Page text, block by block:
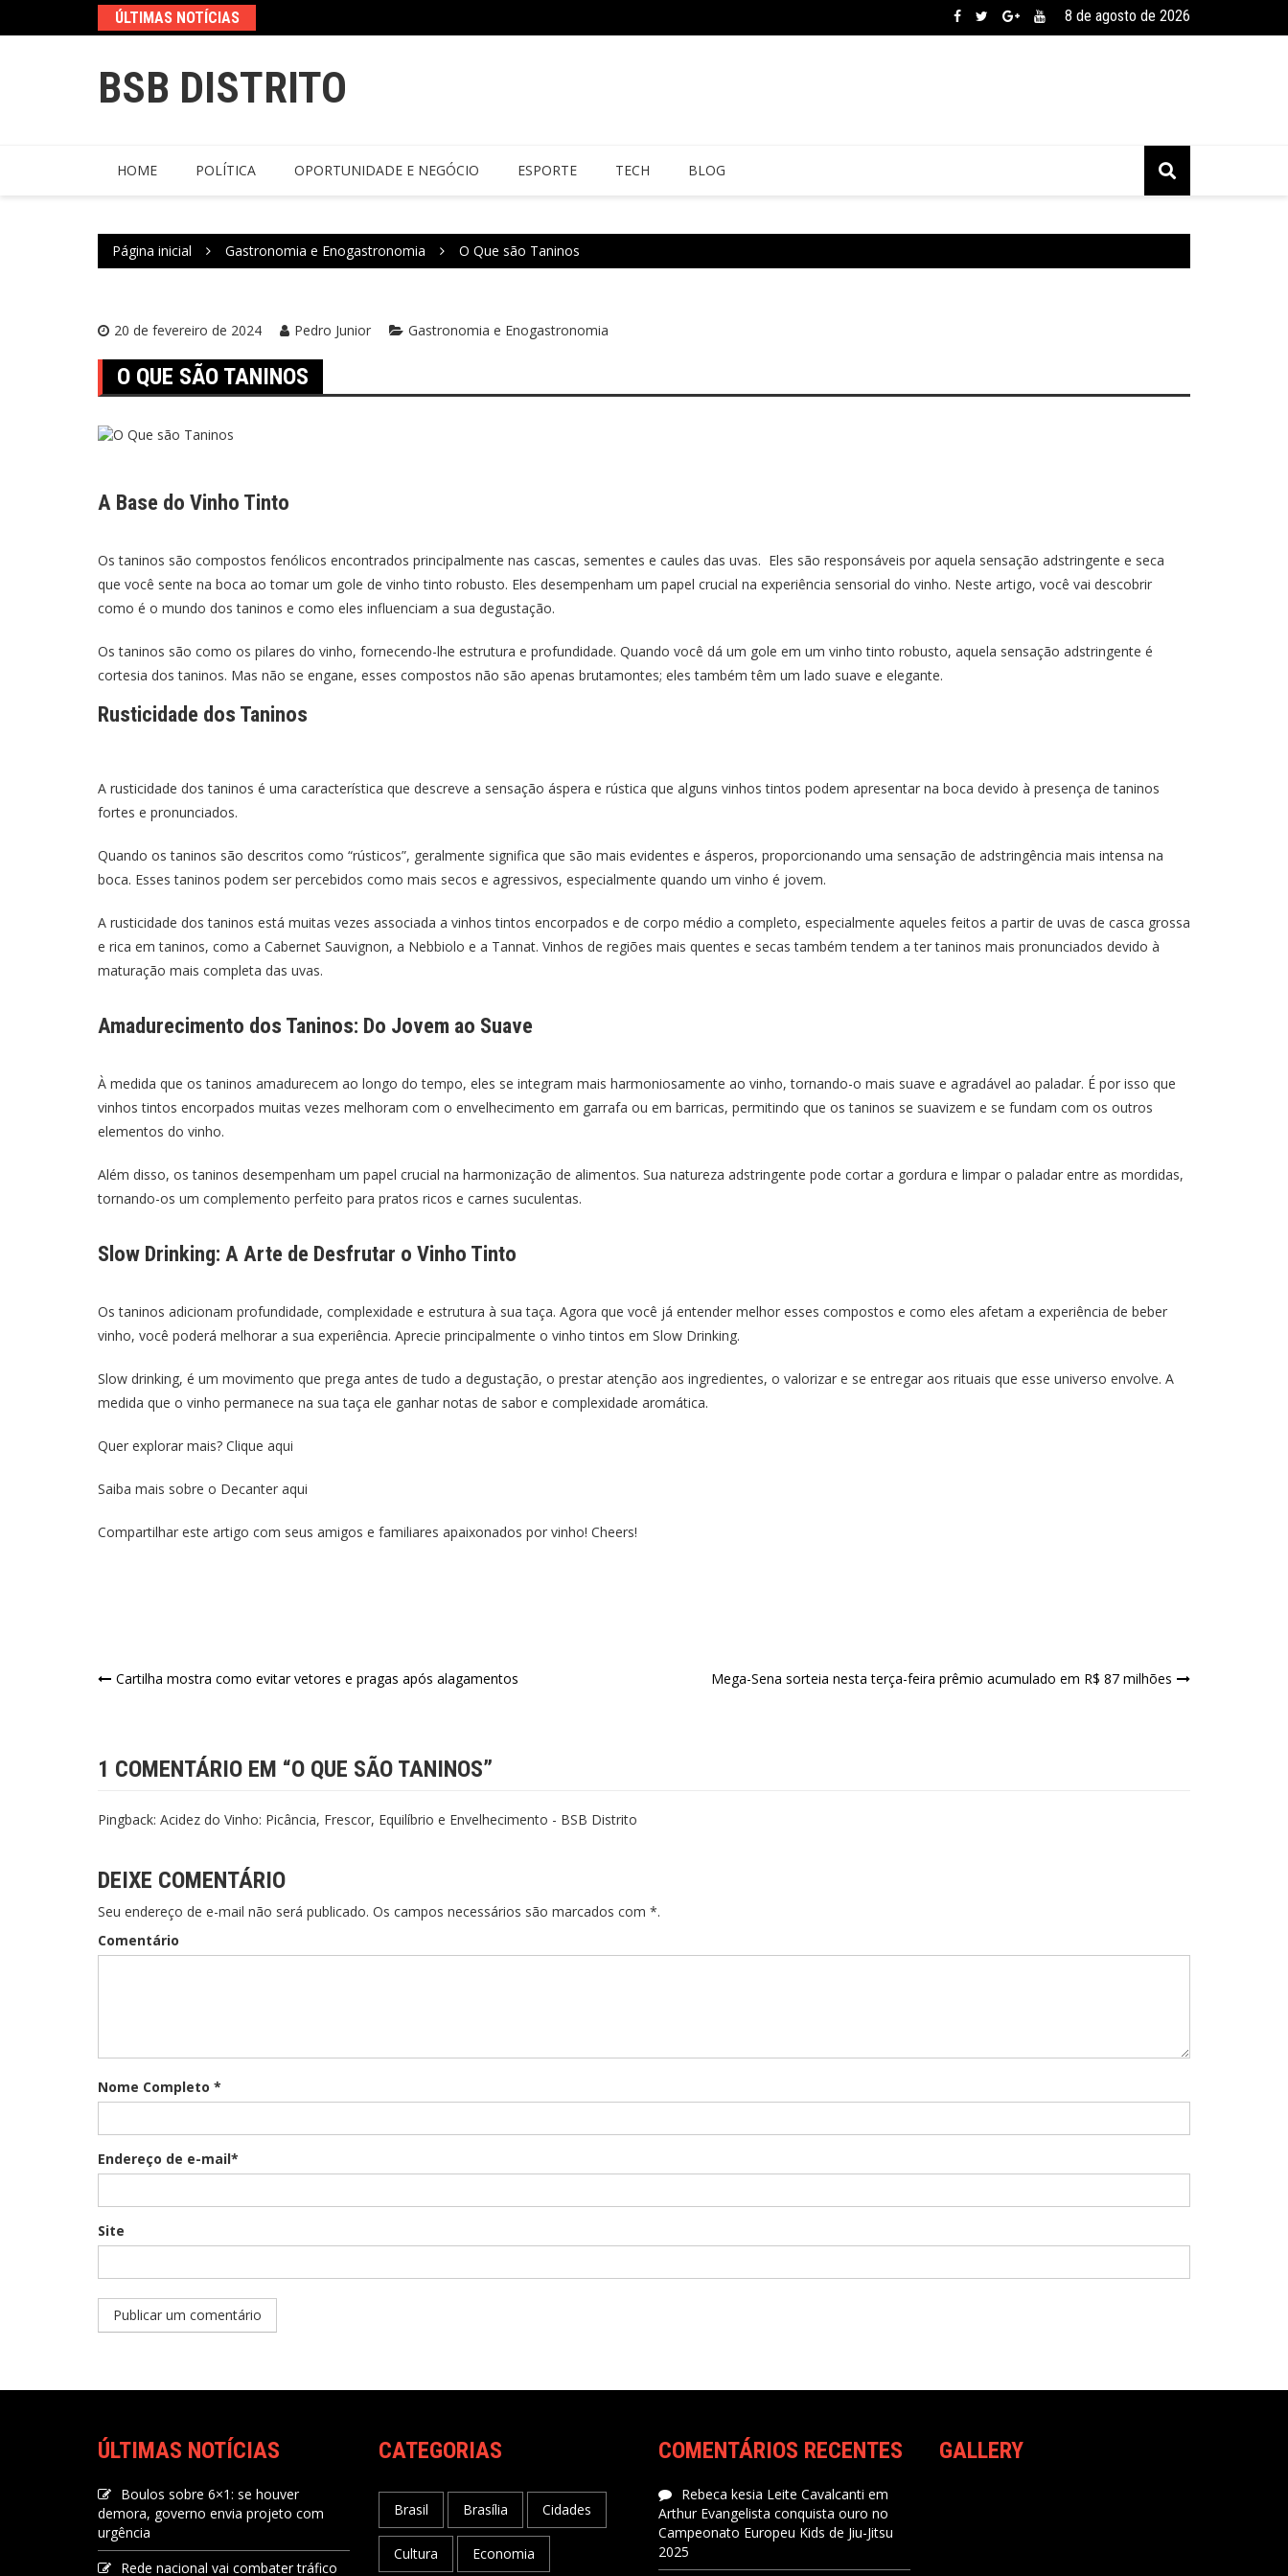
ÚLTIMAS NOTÍCIAS 8 de agosto de 2026
BSB DISTRITO
HOME POLÍTICA OPORTUNIDADE E NEGÓCIO ESPORTE TECH BLOG
Página inicial Gastronomia e Enogastronomia O Que são Taninos
20 de fevereiro de 2024 Pedro Junior Gastronomia e Enogastronomia
O QUE SÃO TANINOS
A Base do Vinho Tinto
Os taninos são compostos fenólicos encontrados principalmente nas cascas, sementes e caules das uvas. Eles são responsáveis por aquela sensação adstringente e seca
que você sente na boca ao tomar um gole de vinho tinto robusto. Eles desempenham um papel crucial na experiência sensorial do vinho. Neste artigo, você vai descobrir
como é o mundo dos taninos e como eles influenciam a sua degustação.
Os taninos são como os pilares do vinho, fornecendo-lhe estrutura e profundidade. Quando você dá um gole em um vinho tinto robusto, aquela sensação adstringente é
cortesia dos taninos. Mas não se engane, esses compostos não são apenas brutamontes; eles também têm um lado suave e elegante.
Rusticidade dos Taninos
A rusticidade dos taninos é uma característica que descreve a sensação áspera e rústica que alguns vinhos tintos podem apresentar na boca devido à presença de taninos
fortes e pronunciados.
Quando os taninos são descritos como “rústicos”, geralmente significa que são mais evidentes e ásperos, proporcionando uma sensação de adstringência mais intensa na
boca. Esses taninos podem ser percebidos como mais secos e agressivos, especialmente quando um vinho é jovem.
A rusticidade dos taninos está muitas vezes associada a vinhos tintos encorpados e de corpo médio a completo, especialmente aqueles feitos a partir de uvas de casca grossa
e rica em taninos, como a Cabernet Sauvignon, a Nebbiolo e a Tannat. Vinhos de regiões mais quentes e secas também tendem a ter taninos mais pronunciados devido à
maturação mais completa das uvas.
Amadurecimento dos Taninos: Do Jovem ao Suave
À medida que os taninos amadurecem ao longo do tempo, eles se integram mais harmoniosamente ao vinho, tornando-o mais suave e agradável ao paladar. É por isso que
vinhos tintos encorpados muitas vezes melhoram com o envelhecimento em garrafa ou em barricas, permitindo que os taninos se suavizem e se fundam com os outros
elementos do vinho.
Além disso, os taninos desempenham um papel crucial na harmonização de alimentos. Sua natureza adstringente pode cortar a gordura e limpar o paladar entre as mordidas,
tornando-os um complemento perfeito para pratos ricos e carnes suculentas.
Slow Drinking: A Arte de Desfrutar o Vinho Tinto
Os taninos adicionam profundidade, complexidade e estrutura à sua taça. Agora que você já entender melhor esses compostos e como eles afetam a experiência de beber
vinho, você poderá melhorar a sua experiência. Aprecie principalmente o vinho tintos em Slow Drinking.
Slow drinking, é um movimento que prega antes de tudo a degustação, o prestar atenção aos ingredientes, o valorizar e se entregar aos rituais que esse universo envolve. A
medida que o vinho permanece na sua taça ele ganhar notas de sabor e complexidade aromática.
Quer explorar mais? Clique aqui
Saiba mais sobre o Decanter aqui
Compartilhar este artigo com seus amigos e familiares apaixonados por vinho! Cheers!
Cartilha mostra como evitar vetores e pragas após alagamentos Mega-Sena sorteia nesta terça-feira prêmio acumulado em R$ 87 milhões
1 COMENTÁRIO EM “O QUE SÃO TANINOS”
Pingback: Acidez do Vinho: Picância, Frescor, Equilíbrio e Envelhecimento - BSB Distrito
DEIXE COMENTÁRIO
Seu endereço de e-mail não será publicado. Os campos necessários são marcados com *.
Comentário
Nome Completo *
Endereço de e-mail*
Site
ÚLTIMAS NOTÍCIAS
Boulos sobre 6×1: se houver
demora, governo envia projeto com
urgência
Rede nacional vai combater tráfico
CATEGORIAS
Brasil Brasília Cidades
Cultura Economia
COMENTÁRIOS RECENTES
Rebeca kesia Leite Cavalcanti em
Arthur Evangelista conquista ouro no
Campeonato Europeu Kids de Jiu-Jitsu
2025
GALLERY